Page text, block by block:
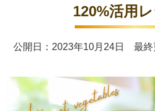
120%活用
公開日：2023年10月24日 最終